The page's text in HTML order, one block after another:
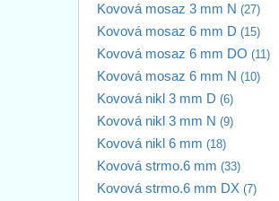
Kovová mosaz 3 mm N (27)
Kovová mosaz 6 mm D (15)
Kovová mosaz 6 mm DO (11)
Kovová mosaz 6 mm N (10)
Kovová nikl 3 mm D (6)
Kovová nikl 3 mm N (9)
Kovová nikl 6 mm (18)
Kovová strmo.6 mm (33)
Kovová strmo.6 mm DX (7)